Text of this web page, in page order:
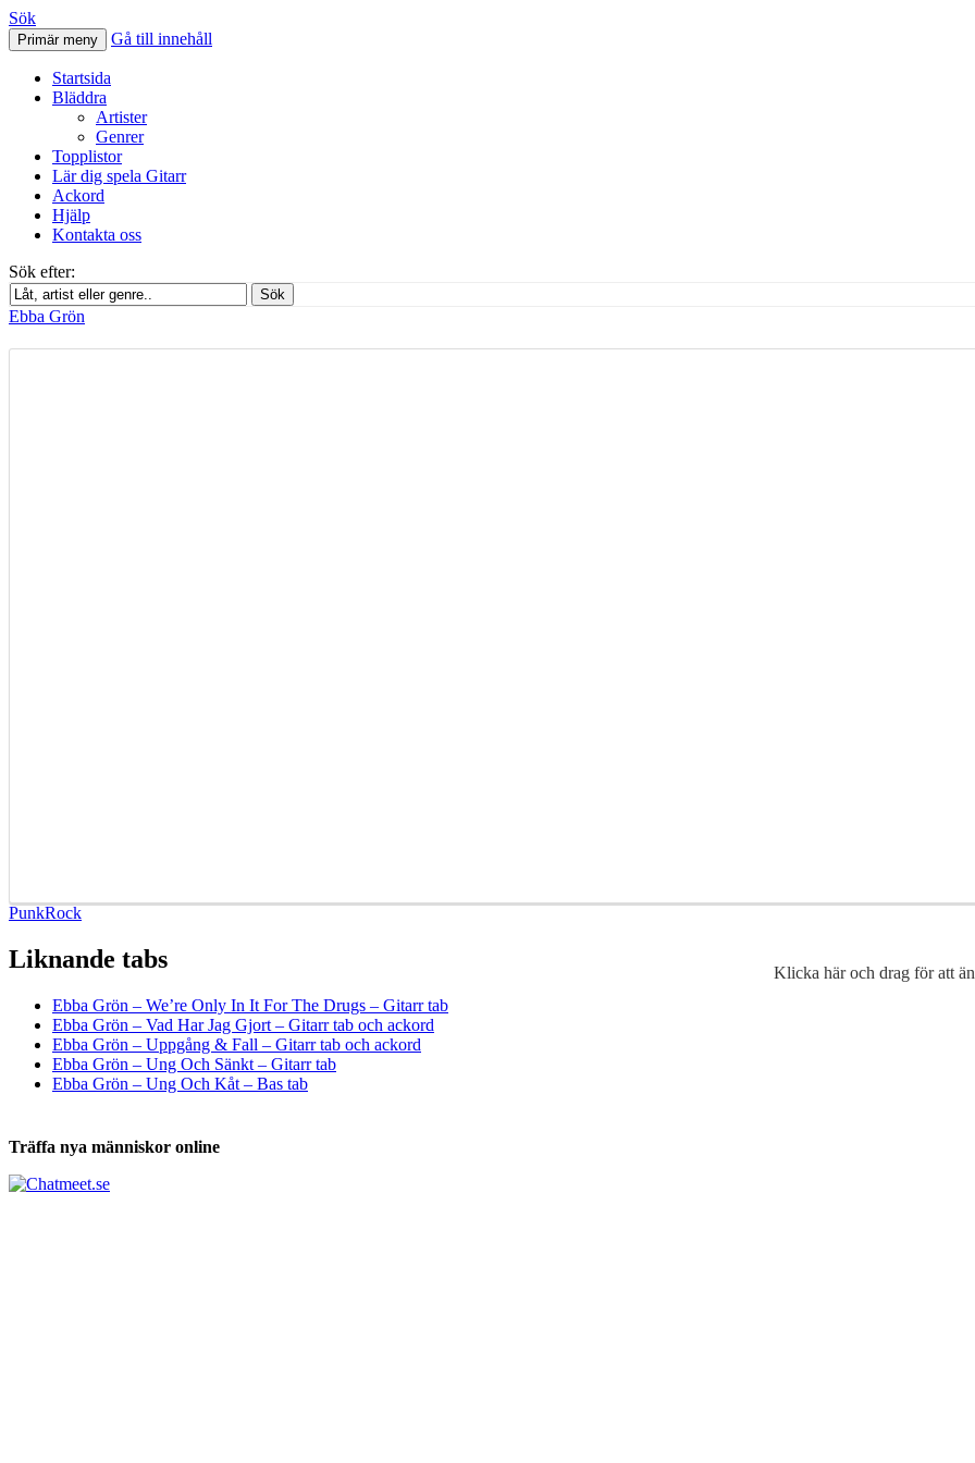
Svenskatabs.se
Sök
Primär meny Gå till innehåll
Startsida
Bläddra
Artister
Genrer
Topplistor
Lär dig spela Gitarr
Ackord
Hjälp
Kontakta oss
Sök efter:
Sök
Ebba Grön
Klicka här och drag för att
PunkRock
Liknande tabs
Ebba Grön – We’re Only In It For The Drugs – Gitarr tab
Ebba Grön – Vad Har Jag Gjort – Gitarr tab och ackord
Ebba Grön – Uppgång & Fall – Gitarr tab och ackord
Ebba Grön – Ung Och Sänkt – Gitarr tab
Ebba Grön – Ung Och Kåt – Bas tab
Träffa nya människor online